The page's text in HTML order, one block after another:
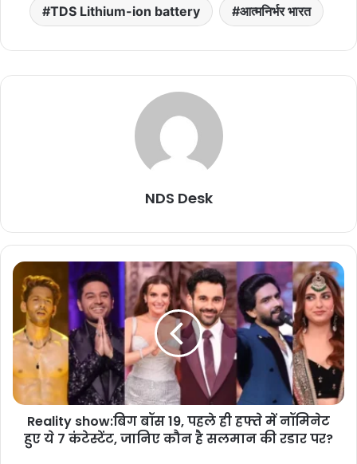
TDS Lithium-ion battery आत्मनिर्भर भारत
NDS Desk
Reality show:बिग बॉस 19, पहले ही हफ्ते में नॉमिनेट
हुए ये 7 कंटेस्टेंट, जानिए कौन है सलमान की रडार पर?